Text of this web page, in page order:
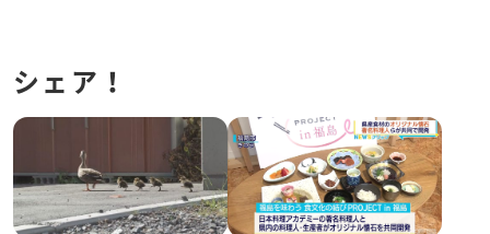
シェア！